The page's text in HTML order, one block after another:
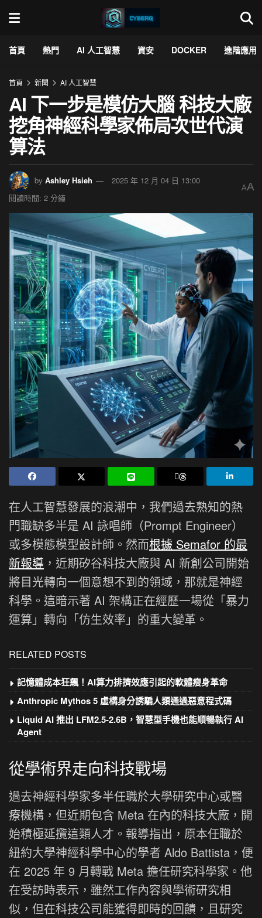
首頁 熱門 AI 人工智慧 資安 DOCKER 進階應用
首頁 新聞 AI 人工智慧
AI 下一步是模仿大腦 科技大廠
挖角神經科學家佈局次世代演
算法
by Ashley Hsieh
2025 年 12 月 04 日 13:00
閱讀時間: 2 分鐘
AA
在人工智慧發展的浪潮中，我們過去熟知的熱
門職缺多半是 AI 詠唱師（Prompt Engineer）
或多模態模型設計師。然而根據 Semafor 的最
新報導 ，近期矽谷科技大廠與 AI 新創公司開始
將目光轉向一個意想不到的領域，那就是神經
科學。這暗示著 AI 架構正在經歷一場從「暴力
運算」轉向「仿生效率」的重大變革。
RELATED POSTS
記憶體成本狂飆！AI算力排擠效應引起的軟體瘦身革命
Anthropic Mythos 5 虛構身分誘騙人類通過惡意程式碼
Liquid AI 推出 LFM2.5-2.6B，智慧型手機也能順暢執行 AI
Agent
從學術界走向科技戰場
過去神經科學家多半任職於大學研究中心或醫
療機構，但近期包含 Meta 在內的科技大廠，開
始積極延攬這類人才。報導指出，原本任職於
紐約大學神經科學中心的學者 Aldo Battista，便
在 2025 年 9 月轉戰 Meta 擔任研究科學家。他
在受訪時表示，雖然工作內容與學術研究相
似，但在科技公司能獲得即時的回饋，且研究